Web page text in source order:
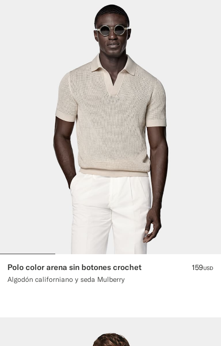
Polo color arena sin botones crochet
Algodón californiano y seda Mulberry
159USD